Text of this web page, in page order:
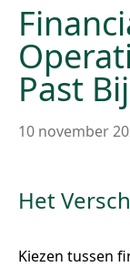
Past
10 november
Het
Kiezen tussen